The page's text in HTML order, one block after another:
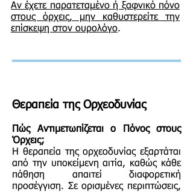
Αν έχετε παρατεταμένο ή ξαφνικό πόνο
στους όρχεις, μην καθυστερείτε την
επίσκεψη στον ουρολόγο.
Θεραπεία της Ορχεοδυνίας
Πώς Αντιμετωπίζεται ο Πόνος στους
Όρχεις;
Η θεραπεία της ορχεοδυνίας εξαρτάται
από την υποκείμενη αιτία, καθώς κάθε
πάθηση απαιτεί διαφορετική
προσέγγιση. Σε ορισμένες περιπτώσεις,